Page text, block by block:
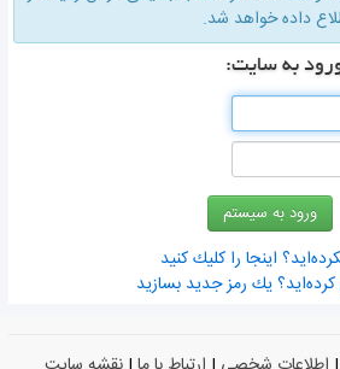
داده خواهد شد.
به سایت:
اینجا را كلیك كنید
یك رمز جدید بسازید